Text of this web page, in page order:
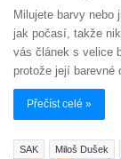
Milujete barvy
jak počasí, takže
vás článek s velice
protože její
Přečíst celé »
SAK Miloš Dušek